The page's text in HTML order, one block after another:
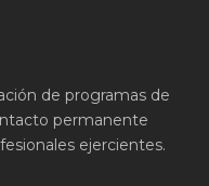
de programas de
permanente
ejercientes.